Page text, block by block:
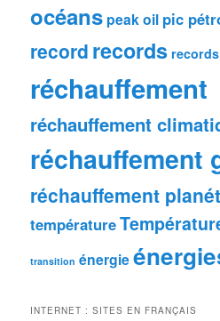
océans peak oil pic
record records
réchauffement
réchauffement
réchauffement
réchauffement
température
transition énergie
INTERNET : SITES EN FRANÇAIS